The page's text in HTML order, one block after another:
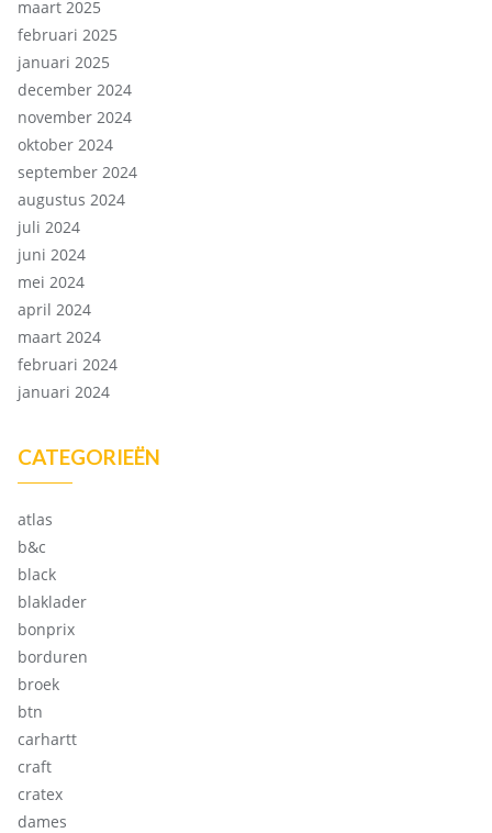
maart 2025
februari 2025
januari 2025
december 2024
november 2024
oktober 2024
september 2024
augustus 2024
juli 2024
juni 2024
mei 2024
april 2024
maart 2024
februari 2024
januari 2024
CATEGORIEËN
atlas
b&c
black
blaklader
bonprix
borduren
broek
btn
carhartt
craft
cratex
dames